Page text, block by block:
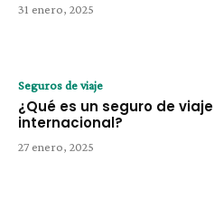
31 enero, 2025
Seguros de viaje
¿Qué es un seguro de viaje
internacional?
27 enero, 2025